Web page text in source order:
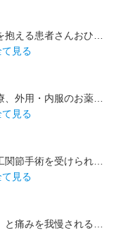
抱える患者さんおひ…
見る
、外用・内服のお薬…
見る
関節手術を受けられ…
見る
と痛みを我慢される…